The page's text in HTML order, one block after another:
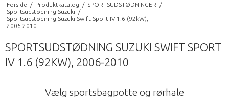
Forside / Produktkatalog / SPORTSUDSTØDNINGER
/
Sportsudstødning Suzuki
/
Sportsudstødning Suzuki Swift Sport IV 1.6 (92kW),
2006-2010
SPORTSUDSTØDNING SUZUKI SWIFT SPORT
IV 1.6 (92KW), 2006-2010
Vælg sportsbagpotte og rørhale